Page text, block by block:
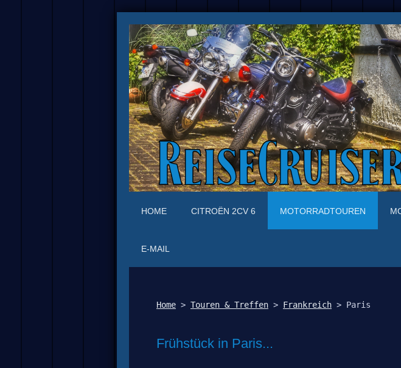
HOME CITROËN 2CV 6 MOTORRADTOUREN
E-MAIL
Home > Touren & Treffen > Frankreich
Frühstück in Paris...